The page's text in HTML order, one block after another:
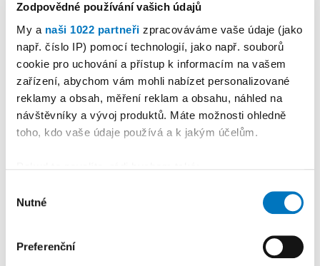
Zodpovědné používání vašich údajů
My a naši 1022 partneři zpracováváme vaše údaje (jako
např. číslo IP) pomocí technologií, jako např. souborů
cookie pro uchování a přístup k informacím na vašem
zařízení, abychom vám mohli nabízet personalizované
reklamy a obsah, měření reklam a obsahu, náhled na
návštěvníky a vývoj produktů. Máte možnosti ohledně
toho, kdo vaše údaje používá a k jakým účelům.
poloze, které mohou být přesné na několik metrů
skenování pro konkrétní charakteristiky (otisk prstu)
Zjistěte více o tom, jak zpracováváme vaše osobní
souhlasu
Nutné
Preferenční
4 LIBOR MATOUŠEK 28. 07. 2026
Sport •Třebíč bude v srpnu
hostit Skate Contest.
Organizátoři zvou jezdce
nejen z celého regionu
5 Sport
Kotrba sešívaným
profesionálem